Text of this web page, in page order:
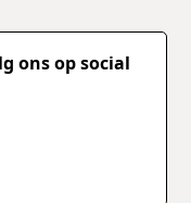
ons op social